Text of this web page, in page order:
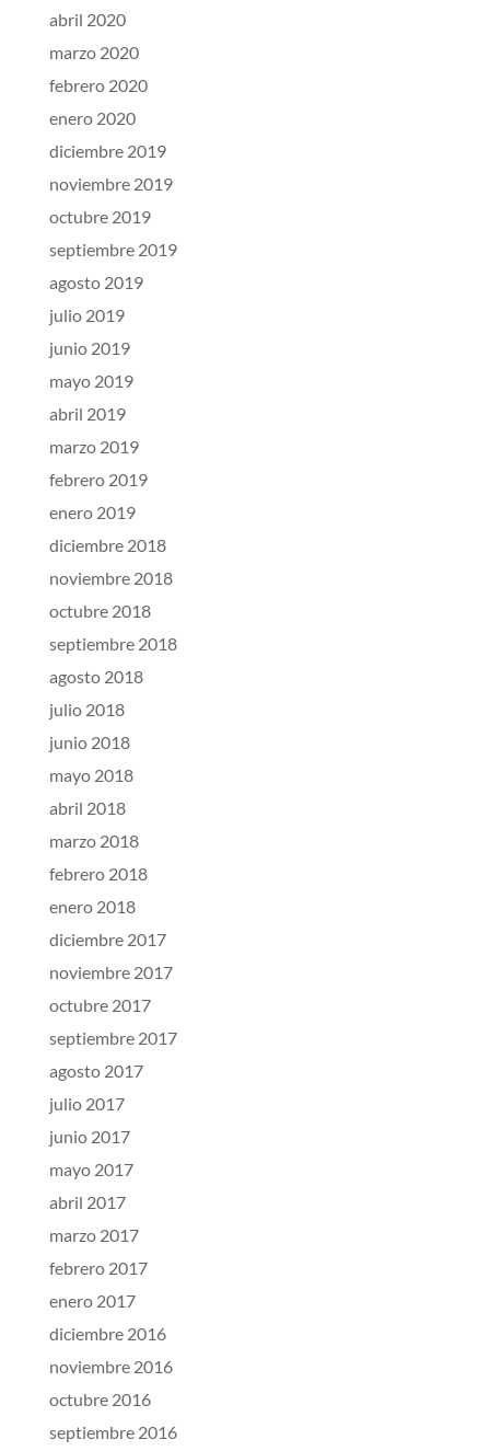
abril 2020
marzo 2020
febrero 2020
enero 2020
diciembre 2019
noviembre 2019
octubre 2019
septiembre 2019
agosto 2019
julio 2019
junio 2019
mayo 2019
abril 2019
marzo 2019
febrero 2019
enero 2019
diciembre 2018
noviembre 2018
octubre 2018
septiembre 2018
agosto 2018
julio 2018
junio 2018
mayo 2018
abril 2018
marzo 2018
febrero 2018
enero 2018
diciembre 2017
noviembre 2017
octubre 2017
septiembre 2017
agosto 2017
julio 2017
junio 2017
mayo 2017
abril 2017
marzo 2017
febrero 2017
enero 2017
diciembre 2016
noviembre 2016
octubre 2016
septiembre 2016